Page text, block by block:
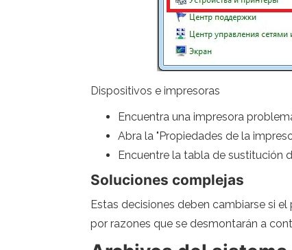
Dispositivos e impresoras
Encuentra una impresora
Abra la "Propiedades de la
Encuentre la tabla de sustitución
Soluciones complejas
Estas decisiones deben cambiarse si
por razones que se desmontarán a